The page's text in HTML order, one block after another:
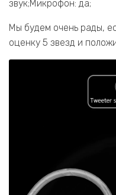
звук;Микрофон: да;
Мы будем очень рады,
оценку 5 звезд и